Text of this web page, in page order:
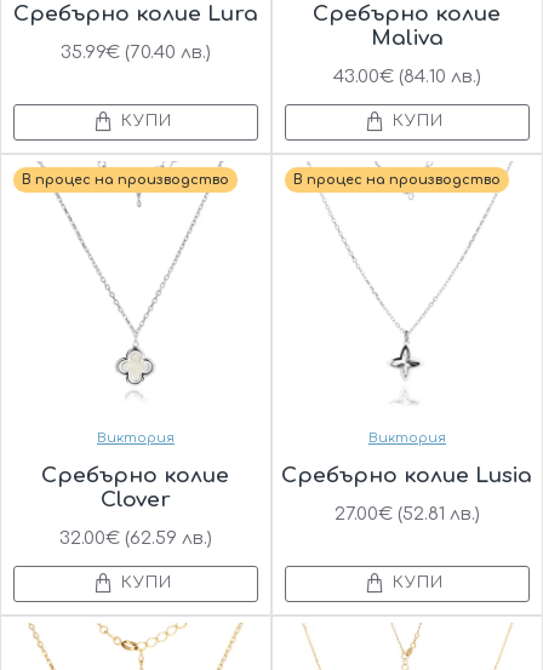
Сребърно колие Lura
35.99€ (70.40 лв.)
КУПИ
Сребърно колие
Maliva
43.00€ (84.10 лв.)
КУПИ
В процес на производство
Виктория
Сребърно колие
Clover
32.00€ (62.59 лв.)
КУПИ
В процес на производство
Виктория
Сребърно колие Lusia
27.00€ (52.81 лв.)
КУПИ